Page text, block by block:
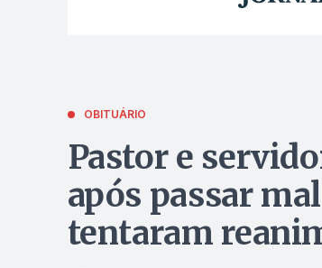
OBITUÁRIO
Pastor e
após passar
tentaram